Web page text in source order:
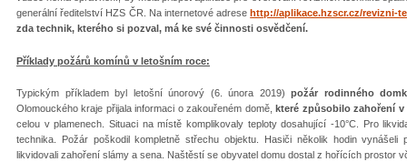
generální ředitelství HZS ČR. Na internetové adresehttp://aplikace.hzscr.cz/revizni-
zda technik, kterého si pozval, má ke své činnosti osvědčení.
Příklady požárů komínů v letošním roce:
Typickým příkladem byl letošní únorový (6. února 2019) požár rodinného
Olomouckého kraje přijala informaci o zakouřeném domě,
které způsobilo zahoření v
celou v plamenech. Situaci na místě komplikovaly teploty dosahující -10°C. Pro
technika. Požár poškodil kompletně střechu objektu. Hasiči několik hodin
likvidovali zahoření slámy a sena. Naštěstí se obyvatel domu dostal z hořících prostor